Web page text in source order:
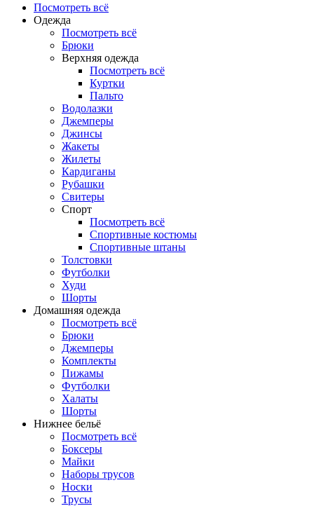
Посмотреть всё
Одежда
Посмотреть всё
Брюки
Верхняя одежда
Посмотреть всё
Куртки
Пальто
Водолазки
Джемперы
Джинсы
Жакеты
Жилеты
Кардиганы
Рубашки
Свитеры
Спорт
Посмотреть всё
Спортивные костюмы
Спортивные штаны
Толстовки
Футболки
Худи
Шорты
Домашняя одежда
Посмотреть всё
Брюки
Джемперы
Комплекты
Пижамы
Футболки
Халаты
Шорты
Нижнее бельё
Посмотреть всё
Боксеры
Майки
Наборы трусов
Носки
Трусы